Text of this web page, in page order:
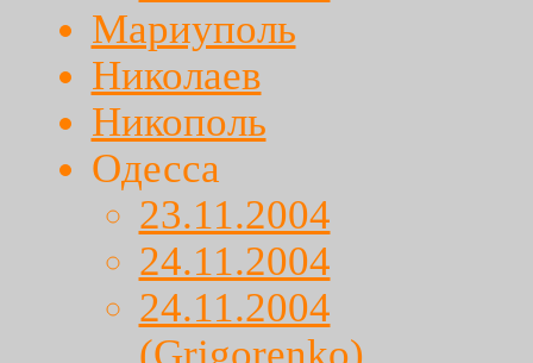
Мариуполь
Николаев
Никополь
Одесса
23.11.2004
24.11.2004
24.11.2004